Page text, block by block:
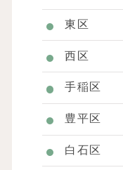
東区
西区
手稲区
豊平区
白石区